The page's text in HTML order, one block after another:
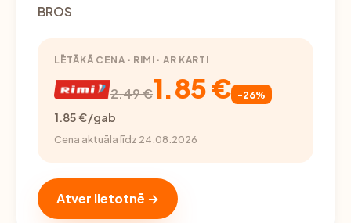
BROS
LĒTĀKĀ CENA · RIMI · AR KARTI
2.49 €1.85 € -26%
1.85 €/gab
Cena aktuāla līdz 24.08.2026
Atver lietotnē →